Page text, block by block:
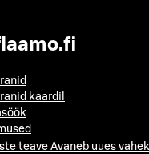
kaardil
teave Avaneb uues